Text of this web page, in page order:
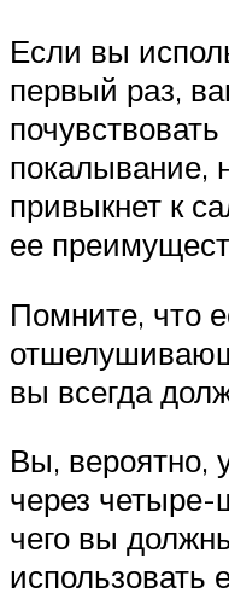
Если вы
первый раз,
покалывание,
привыкнет к
ее
Помните, что
вы всегда
Вы, вероятно,
через четыре-
чего вы
использовать